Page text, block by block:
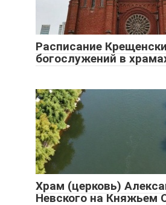
Расписание
богослужений в
Храм (церковь)
Невского на Княжьем